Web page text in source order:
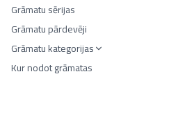
Grāmatu sērijas
Grāmatu pārdevēji
Grāmatu kategorijas
Kur nodot grāmatas